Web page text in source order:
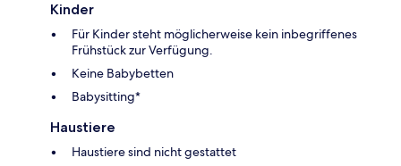
Kinder
Für Kinder steht möglicherweise kein inbegriffenes
Frühstück zur Verfügung.
Keine Babybetten
Babysitting*
Haustiere
Haustiere sind nicht gestattet